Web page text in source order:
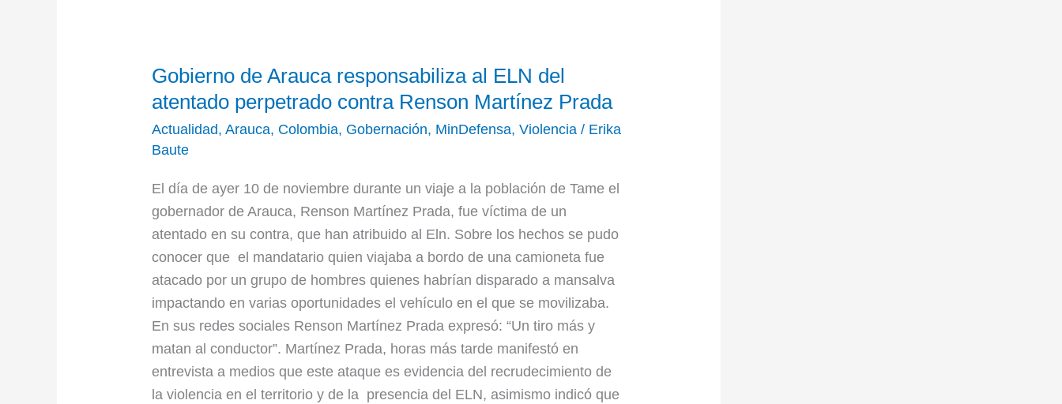
Gobierno de Arauca responsabiliza al ELN del
atentado perpetrado contra Renson Martínez Prada
Actualidad,Arauca, Colombia, Gobernación, MinDefensa,Violencia / Erika
Baute
El día de ayer 10 de noviembre durante un viaje a la población de Tame el
gobernador de Arauca, Renson Martínez Prada, fue víctima de un
atentado en su contra, que han atribuido al Eln. Sobre los hechos se pudo
conocer que el mandatario quien viajaba a bordo de una camioneta fue
atacado por un grupo de hombres quienes habrían disparado a mansalva
impactando en varias oportunidades el vehículo en el que se movilizaba.
En sus redes sociales Renson Martínez Prada expresó: “Un tiro más y
matan al conductor”. Martínez Prada, horas más tarde manifestó en
entrevista a medios que este ataque es evidencia del recrudecimiento de
la violencia en el territorio y de la presencia del ELN, asimismo indicó que
de
Arauca
responsabiliza
al
del
atentado
perpetrado
contra
Renson
Martínez
Prada